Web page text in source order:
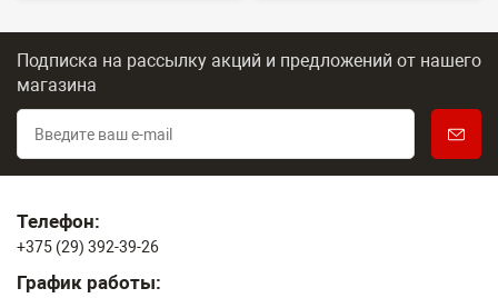
Подписка на рассылку акций и предложений от нашего
магазина
Телефон:
+375 (29) 392-39-26
График работы: